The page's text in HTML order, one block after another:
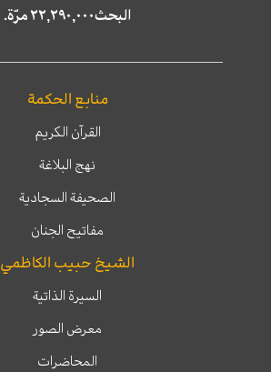
البحث٢٢,٢٩٠,٠٠٠ مرّة.
منابع الحكمة
القرآن الكريم
نهج البلاغة
الصحيفة السجادية
مفاتيح الجنان
الشيخ حبيب الكاظمي
السيرة الذاتية
معرض الصور
المحاضرات